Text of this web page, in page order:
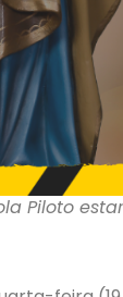
Piloto